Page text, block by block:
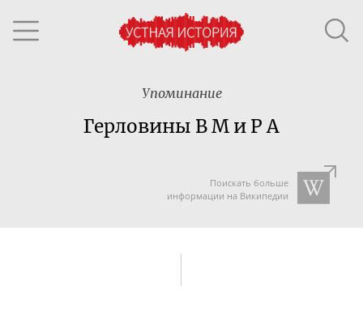
Упоминание
Герловины В М и Р А
Поискать больше
информации на Википедии